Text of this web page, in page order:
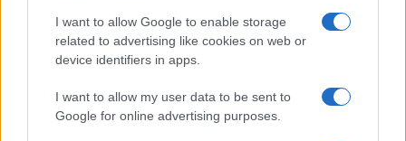
I want to allow Google to enable storage
related to advertising like cookies on web or
device identifiers in apps.
I want to allow my user data to be sent to
Google for online advertising purposes.
Obras y percepciones: cómo
satisfacción ciudadana
22 febrero, 2026